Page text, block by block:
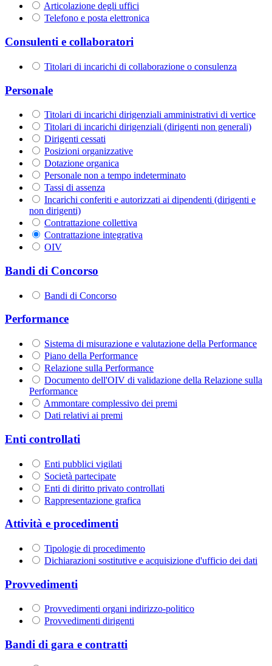
Articolazione degli uffici
Telefono e posta elettronica
Consulenti e collaboratori
Titolari di incarichi di collaborazione o consulenza
Personale
Titolari di incarichi dirigenziali amministrativi di vertice
Titolari di incarichi dirigenziali (dirigenti non generali)
Dirigenti cessati
Posizioni organizzative
Dotazione organica
Personale non a tempo indeterminato
Tassi di assenza
Incarichi conferiti e autorizzati ai dipendenti (dirigenti e
non dirigenti)
Contrattazione collettiva
Contrattazione integrativa
OIV
Bandi di Concorso
Bandi di Concorso
Performance
Sistema di misurazione e valutazione della Performance
Piano della Performance
Relazione sulla Performance
Documento dell'OIV di validazione della Relazione sulla
Performance
Ammontare complessivo dei premi
Dati relativi ai premi
Enti controllati
Enti pubblici vigilati
Società partecipate
Enti di diritto privato controllati
Rappresentazione grafica
Attività e procedimenti
Tipologie di procedimento
Dichiarazioni sostitutive e acquisizione d'ufficio dei dati
Provvedimenti
Provvedimenti organi indirizzo-politico
Provvedimenti dirigenti
Bandi di gara e contratti